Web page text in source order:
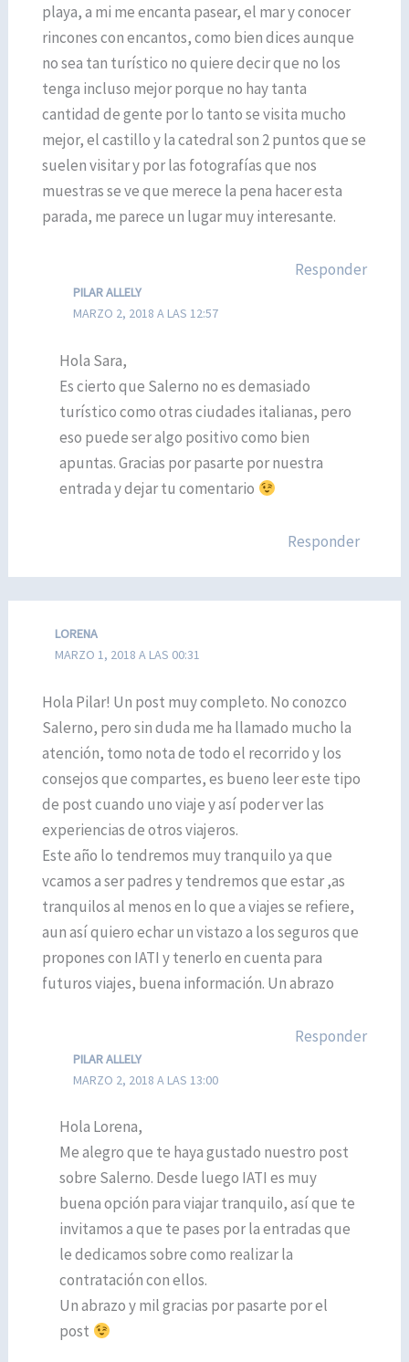
playa, a mi me encanta pasear, el mar y conocer
rincones con encantos, como bien dices aunque
no sea tan turístico no quiere decir que no los
tenga incluso mejor porque no hay tanta
cantidad de gente por lo tanto se visita mucho
mejor, el castillo y la catedral son 2 puntos que se
suelen visitar y por las fotografías que nos
muestras se ve que merece la pena hacer esta
parada, me parece un lugar muy interesante.
Responder
PILAR ALLELY
MARZO 2, 2018 A LAS 12:57
Hola Sara,
Es cierto que Salerno no es demasiado
turístico como otras ciudades italianas, pero
eso puede ser algo positivo como bien
apuntas. Gracias por pasarte por nuestra
entrada y dejar tu comentario
Responder
LORENA
MARZO 1, 2018 A LAS 00:31
Hola Pilar! Un post muy completo. No conozco
Salerno, pero sin duda me ha llamado mucho la
atención, tomo nota de todo el recorrido y los
consejos que compartes, es bueno leer este tipo
de post cuando uno viaje y así poder ver las
experiencias de otros viajeros.
Este año lo tendremos muy tranquilo ya que
vcamos a ser padres y tendremos que estar ,as
tranquilos al menos en lo que a viajes se refiere,
aun así quiero echar un vistazo a los seguros que
propones con IATI y tenerlo en cuenta para
futuros viajes, buena información. Un abrazo
Responder
PILAR ALLELY
MARZO 2, 2018 A LAS 13:00
Hola Lorena,
Me alegro que te haya gustado nuestro post
sobre Salerno. Desde luego IATI es muy
buena opción para viajar tranquilo, así que te
invitamos a que te pases por la entradas que
le dedicamos sobre como realizar la
contratación con ellos.
Un abrazo y mil gracias por pasarte por el
post